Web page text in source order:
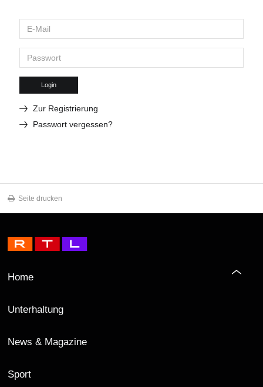
Login
Zur Registrierung
Passwort vergessen?
Seite drucken
Home
Unterhaltung
News & Magazine
Sport